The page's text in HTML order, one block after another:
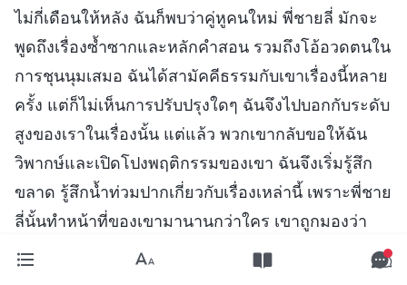
ไม่กี่เดือนให้หลัง ฉันก็พบว่าคู่หูคนใหม่ พี่ชายลี่ มักจะ
พูดถึงเรื่องซ้ำซากและหลักคำสอน รวมถึงโอ้อวดตนใน
การชุนนุมเสมอ ฉันได้สามัคคีธรรมกับเขาเรื่องนี้หลาย
ครั้ง แต่ก็ไม่เห็นการปรับปรุงใดๆ ฉันจึงไปบอกกับระดับ
สูงของเราในเรื่องนั้น แต่แล้ว พวกเขากลับขอให้ฉัน
วิพากษ์และเปิดโปงพฤติกรรมของเขา ฉันจึงเริ่มรู้สึก
ขลาด รู้สึกน้ำท่วมปากเกี่ยวกับเรื่องเหล่านี้ เพราะพี่ชาย
ลี่นั้นทำหน้าที่ของเขามานานกว่าใคร เขาถูกมองว่า
เป็นพวกผู้อาวุโส และในอดีตเขาก็เคยช่วยฉันในการ